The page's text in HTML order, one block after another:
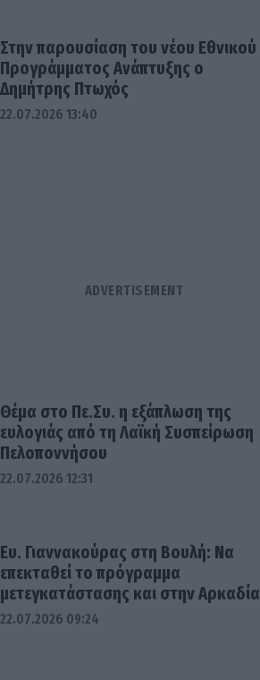
Στην παρουσίαση του νέου Εθνικού
Προγράμματος Ανάπτυξης ο
Δημήτρης Πτωχός
22.07.2026 13:40
Θέμα στο Πε.Συ. η εξάπλωση της
ευλογιάς από τη Λαϊκή Συσπείρωση
Πελοποννήσου
22.07.2026 12:31
Ευ. Γιαννακούρας στη Βουλή: Να
επεκταθεί το πρόγραμμα
μετεγκατάστασης και στην Αρκαδία
22.07.2026 09:24